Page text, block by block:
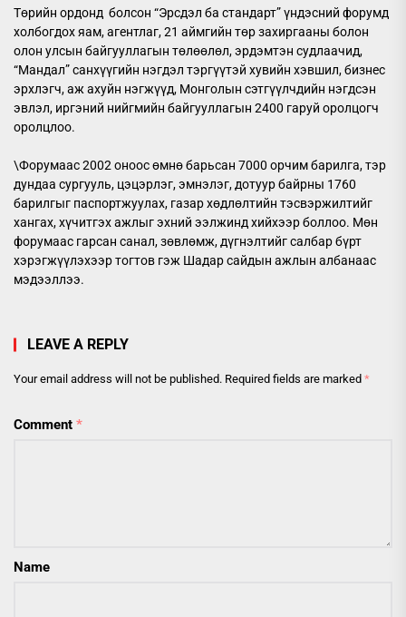
Төрийн ордонд болсон “Эрсдэл ба стандарт” үндэсний форумд
холбогдох яам, агентлаг, 21 аймгийн төр захиргааны болон
олон улсын байгууллагын төлөөлөл, эрдэмтэн судлаачид,
“Мандал” санхүүгийн нэгдэл тэргүүтэй хувийн хэвшил, бизнес
эрхлэгч, аж ахуйн нэгжүүд, Монголын сэтгүүлчдийн нэгдсэн
эвлэл, иргэний нийгмийн байгууллагын 2400 гаруй оролцогч
оролцлоо.
\Форумаас 2002 оноос өмнө барьсан 7000 орчим барилга, тэр
дундаа сургууль, цэцэрлэг, эмнэлэг, дотуур байрны 1760
барилгыг паспортжуулах, газар хөдлөлтийн тэсвэржилтийг
хангах, хүчитгэх ажлыг эхний ээлжинд хийхээр боллоо. Мөн
форумаас гарсан санал, зөвлөмж, дүгнэлтийг салбар бүрт
хэрэгжүүлэхээр тогтов гэж Шадар сайдын ажлын албанаас
мэдээллээ.
LEAVE A REPLY
Your email address will not be published. Required fields are marked *
Comment *
Name